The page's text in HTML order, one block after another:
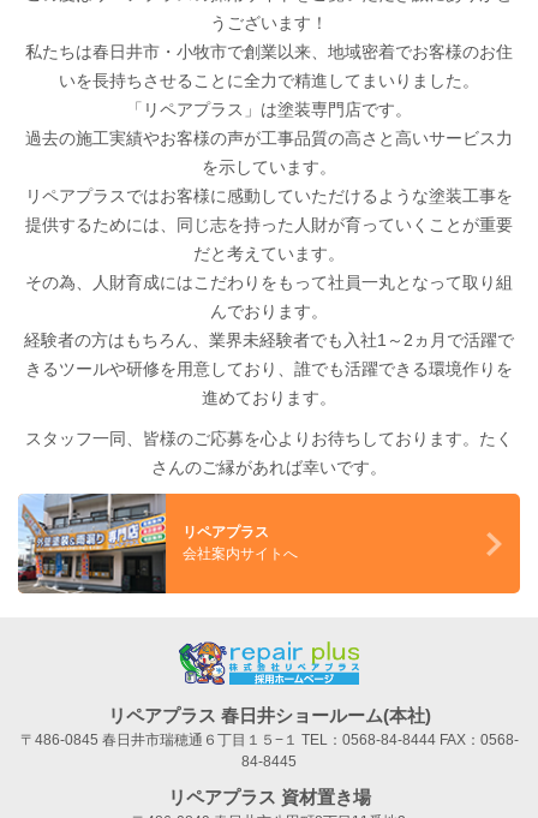
うございます！
私たちは春日井市・小牧市で創業以来、地域密着でお客様のお住
いを長持ちさせることに全力で精進してまいりました。
「リペアプラス」は塗装専門店です。
過去の施工実績やお客様の声が工事品質の高さと高いサービス力
を示しています。
リペアプラスではお客様に感動していただけるような塗装工事を
提供するためには、同じ志を持った人財が育っていくことが重要
だと考えています。
その為、人財育成にはこだわりをもって社員一丸となって取り組
んでおります。
経験者の方はもちろん、業界未経験者でも入社1～2ヵ月で活躍で
きるツールや研修を用意しており、誰でも活躍できる環境作りを
進めております。
スタッフ一同、皆様のご応募を心よりお待ちしております。たく
さんのご縁があれば幸いです。
リペアプラス
会社案内サイトへ
リペアプラス 春日井ショールーム(本社)
〒486-0845 春日井市瑞穂通６丁目１５−１ TEL： 0568-84-8444FAX：0568-
84-8445
リペアプラス 資材置き場